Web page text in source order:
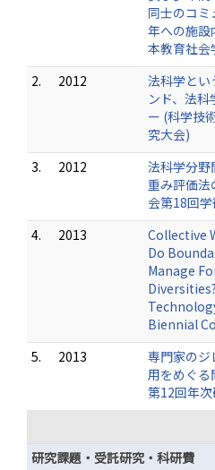
同士のコ
年への施設
本教育社会
2.
2012
法科学とい
ンド、法科
ー (科学技
究大会)
3.
2012
法科学分野
重み評価法
会第18回
4.
2013
Collective
Do
Manage
Biennial
5.
2013
専門家のジ
用をめぐる
第12回年
研究課題・受託研究・科研費